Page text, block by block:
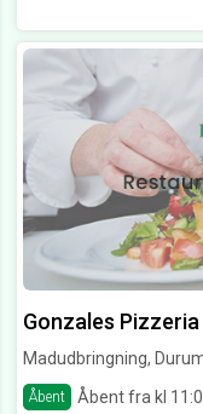
Gonzales
Madudbringning,
Åbent Åbent fra kl